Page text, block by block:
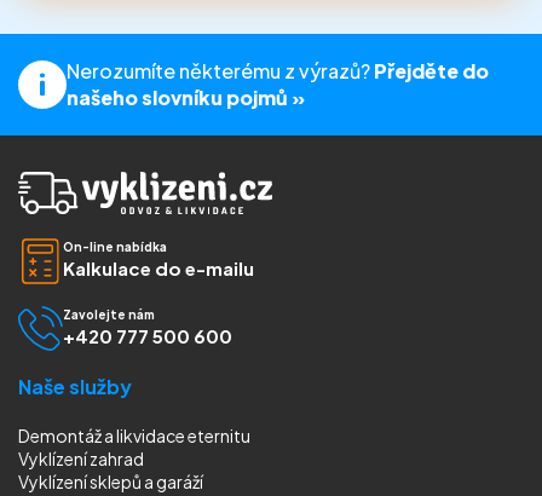
Nerozumíte některému z výrazů?Přejděte do
našeho slovníku pojmů »
On-line nabídka
Kalkulace do e-mailu
Zavolejte nám
+420 777 500 600
Naše služby
Demontáž a likvidace eternitu
Vyklízení zahrad
Vyklízení sklepů a garáží